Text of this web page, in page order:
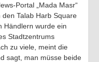
Portal „Mada Masr“
Talab Harb Square
Händlern wurde ein
Stadtzentrums
zu viele, meint die
sagt, man müsse beide